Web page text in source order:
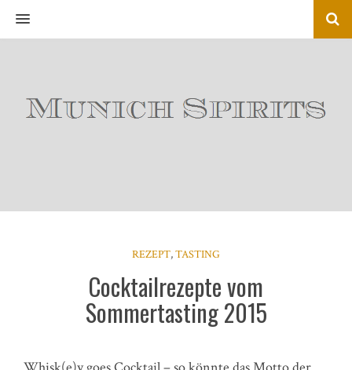
MENU
REZEPT,TASTING
Cocktailrezepte vom
Sommertasting 2015